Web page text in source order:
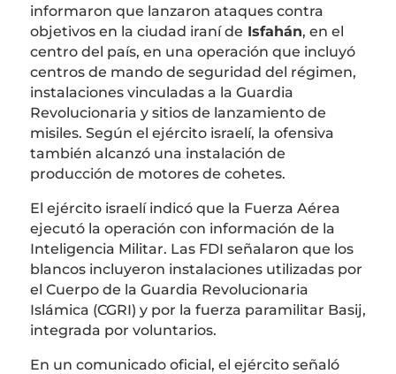
informaron que lanzaron ataques contra
objetivos en la ciudad iraní de Isfahán, en el
centro del país, en una operación que incluyó
centros de mando de seguridad del régimen,
instalaciones vinculadas a la Guardia
Revolucionaria y sitios de lanzamiento de
misiles. Según el ejército israelí, la ofensiva
también alcanzó una instalación de
producción de motores de cohetes.
El ejército israelí indicó que la Fuerza Aérea
ejecutó la operación con información de la
Inteligencia Militar. Las FDI señalaron que los
blancos incluyeron instalaciones utilizadas por
el Cuerpo de la Guardia Revolucionaria
Islámica (CGRI) y por la fuerza paramilitar Basij,
integrada por voluntarios.
En un comunicado oficial, el ejército señaló